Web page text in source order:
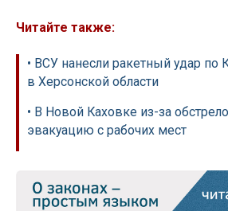
Читайте также:
• ВСУ нанесли ракетный удар по
в Херсонской области
• В Новой Каховке из-за
эвакуацию с рабочих мест